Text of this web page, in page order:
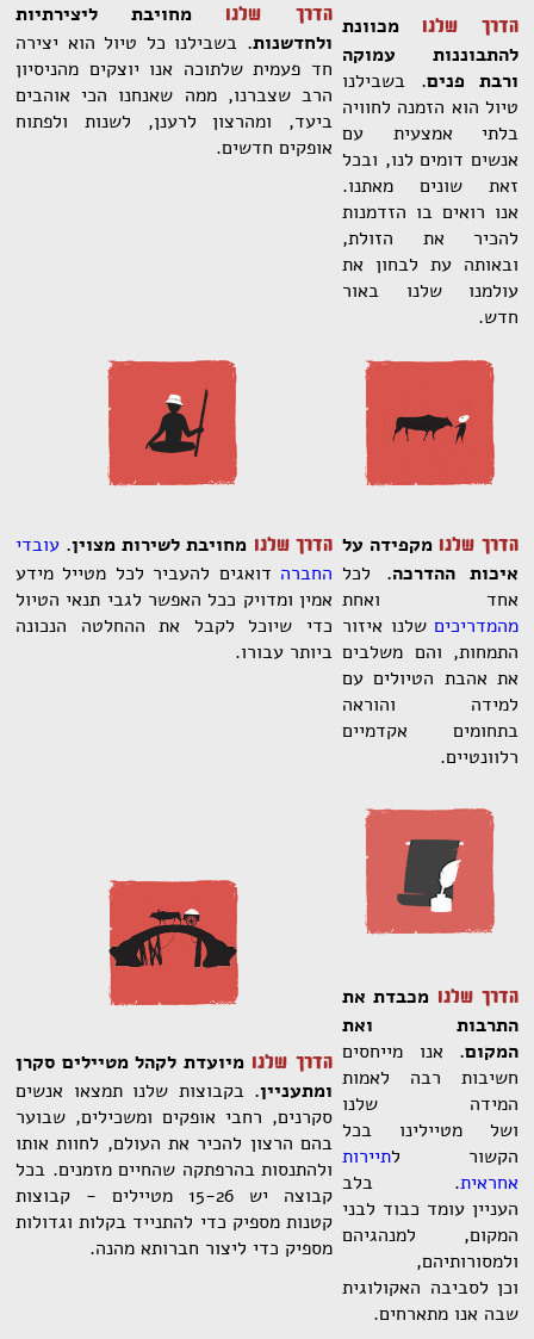
הדרך שלנו מכוונת
להתבוננות עמוקה
ורבת פנים. בשבילנו
טיול הוא הזמנה לחוויה
בלתי אמצעית עם
אנשים דומים לנו, ובכל
זאת שונים מאתנו.
אנו רואים בו הזדמנות
להכיר את הזולת,
ובאותה עת לבחון את
עולמנו שלנו באור
חדש.
הדרך שלנומחויבת ליצירתיות
ולחדשנות. בשבילנו כל טיול הוא יצירה
חד פעמית שלתוכה אנו יוצקים מהניסיון
הרב שצברנו, ממה שאנחנו הכי אוהבים
ביעד, ומהרצון לרענן, לשנות ולפתוח
אופקים חדשים.
הדרך שלנו מקפידה על
איכות ההדרכה. לכל
אחד ואחת
מהמדריכיםשלנו איזור
התמחות, והם משלבים
את אהבת הטיולים עם
למידה והוראה
בתחומים אקדמיים
רלוונטיים.
הדרך שלנו מחויבת לשירות מצוין. עובדי
החברה דואגים להעביר לכל מטייל מידע
אמין ומדויק ככל האפשר לגבי תנאי הטיול
כדי שיוכל לקבל את ההחלטה הנכונה
ביותר עבורו.
הדרך שלנו מכבדת את
התרבות ואת
המקום. אנו מייחסים
חשיבות רבה לאמות
המידה שלנו
ושל מטיילינו בכל
הקשור לתיירות
אחראית. בלב
העניין עומד כבוד לבני
המקום, למנהגיהם
ולמסורותיהם,
וכן לסביבה האקולוגית
שבה אנו מתארחים.
הדרך שלנומיועדת לקהל מטיילים סקרן
ומתעניין.בקבוצות שלנו תמצאו אנשים
סקרנים, רחבי אופקים ומשכילים, שבוער
בהם הרצון להכיר את העולם, לחוות אותו
ולהתנסות בהרפתקה שהחיים מזמנים. בכל
קבוצה יש 15-26 מטיילים - קבוצות
קטנות מספיק כדי להתנייד בקלות וגדולות
מספיק כדי ליצור חברותא מהנה.